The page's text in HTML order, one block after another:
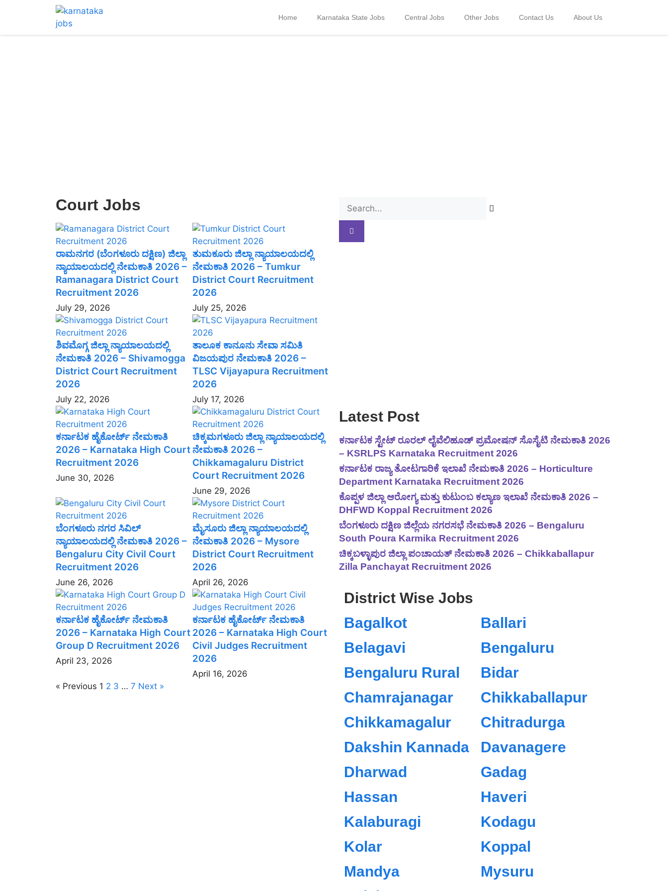
Home Karnataka State Jobs Central Jobs Other Jobs Contact Us About Us
Court Jobs
ರಾಮನಗರ (ಬೆಂಗಳೂರು ದಕ್ಷಿಣ) ಜಿಲ್ಲಾ
ನ್ಯಾಯಾಲಯದಲ್ಲಿ ನೇಮಕಾತಿ 2026 –
Ramanagara District Court
Recruitment 2026
July 29, 2026
ತುಮಕೂರು ಜಿಲ್ಲಾ ನ್ಯಾಯಾಲಯದಲ್ಲಿ
ನೇಮಕಾತಿ 2026 – Tumkur
District Court Recruitment
2026
July 25, 2026
ಶಿವಮೊಗ್ಗ ಜಿಲ್ಲಾ ನ್ಯಾಯಾಲಯದಲ್ಲಿ
ನೇಮಕಾತಿ 2026 – Shivamogga
District Court Recruitment
2026
July 22, 2026
ತಾಲೂಕ ಕಾನೂನು ಸೇವಾ ಸಮಿತಿ
ವಿಜಯಪುರ ನೇಮಕಾತಿ 2026 –
TLSC Vijayapura Recruitment
2026
July 17, 2026
ಕರ್ನಾಟಕ ಹೈಕೋರ್ಟ್ ನೇಮಕಾತಿ
2026 – Karnataka High Court
Recruitment 2026
June 30, 2026
ಚಿಕ್ಕಮಗಳೂರು ಜಿಲ್ಲಾ ನ್ಯಾಯಾಲಯದಲ್ಲಿ
ನೇಮಕಾತಿ 2026 –
Chikkamagaluru District
Court Recruitment 2026
June 29, 2026
ಬೆಂಗಳೂರು ನಗರ ಸಿವಿಲ್
ನ್ಯಾಯಾಲಯದಲ್ಲಿ ನೇಮಕಾತಿ 2026 –
Bengaluru City Civil Court
Recruitment 2026
June 26, 2026
ಮೈಸೂರು ಜಿಲ್ಲಾ ನ್ಯಾಯಾಲಯದಲ್ಲಿ
ನೇಮಕಾತಿ 2026 – Mysore
District Court Recruitment
2026
April 26, 2026
ಕರ್ನಾಟಕ ಹೈಕೋರ್ಟ್ ನೇಮಕಾತಿ
2026 – Karnataka High Court
Group D Recruitment 2026
April 23, 2026
ಕರ್ನಾಟಕ ಹೈಕೋರ್ಟ್ ನೇಮಕಾತಿ
2026 – Karnataka High Court
Civil Judges Recruitment
2026
April 16, 2026
« Previous 1 2 3 … 7 Next »
Latest Post
ಕರ್ನಾಟಕ ಸ್ಟೇಟ್ ರೂರಲ್ ಲೈವೆಲಿಹೂಡ್ ಪ್ರಮೋಷನ್ ಸೊಸೈಟಿ ನೇಮಕಾತಿ 2026
– KSRLPS Karnataka Recruitment 2026
ಕರ್ನಾಟಕ ರಾಜ್ಯ ತೋಟಗಾರಿಕೆ ಇಲಾಖೆ ನೇಮಕಾತಿ 2026 – Horticulture
Department Karnataka Recruitment 2026
ಕೊಪ್ಪಳ ಜಿಲ್ಲಾ ಆರೋಗ್ಯ ಮತ್ತು ಕುಟುಂಬ ಕಲ್ಯಾಣ ಇಲಾಖೆ ನೇಮಕಾತಿ 2026 –
DHFWD Koppal Recruitment 2026
ಬೆಂಗಳೂರು ದಕ್ಷಿಣ ಜಿಲ್ಲೆಯ ನಗರಸಭೆ ನೇಮಕಾತಿ 2026 – Bengaluru
South Poura Karmika Recruitment 2026
ಚಿಕ್ಕಬಳ್ಳಾಪುರ ಜಿಲ್ಲಾ ಪಂಚಾಯತ್ ನೇಮಕಾತಿ 2026 – Chikkaballapur
Zilla Panchayat Recruitment 2026
District Wise Jobs
Bagalkot
Ballari
Belagavi
Bengaluru
Bengaluru Rural
Bidar
Chamrajanagar
Chikkaballapur
Chikkamagalur
Chitradurga
Dakshin Kannada
Davanagere
Dharwad
Gadag
Hassan
Haveri
Kalaburagi
Kodagu
Kolar
Koppal
Mandya
Mysuru